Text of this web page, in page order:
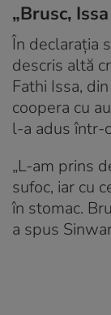
„Brusc,
În declarația
descris altă
Fathi Issa,
coopera cu
l-a adus într-
„L-am prins
sufoc, iar cu
în stomac.
a spus